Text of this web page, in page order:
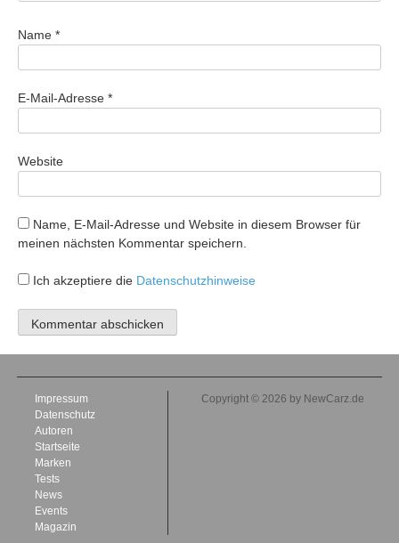
Name *
E-Mail-Adresse *
Website
Name, E-Mail-Adresse und Website in diesem Browser für
meinen nächsten Kommentar speichern.
Ich akzeptiere die Datenschutzhinweise
Impressum
Datenschutz
Autoren
Startseite
Marken
Tests
News
Events
Magazin
Copyright © 2026 by NewCarz.de